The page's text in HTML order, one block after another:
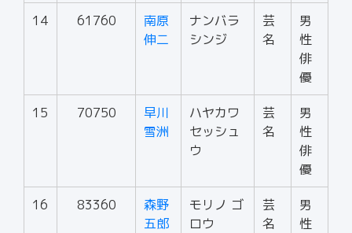
14 61760
南原
伸二
ナンバラ
シンジ
芸
名
男
性
俳
優
15 70750
早川
雪洲
ハヤカワ
セッシュ
ウ
芸
名
男
性
俳
優
16 83360
森野
五郎
モリノ ゴ
ロウ
芸
名
男
性